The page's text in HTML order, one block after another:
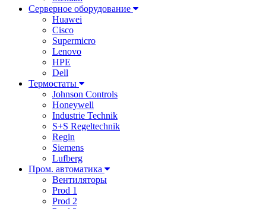
Серверное оборудование
Huawei
Cisco
Supermicro
Lenovo
HPE
Dell
Термостаты
Johnson Controls
Honeywell
Industrie Technik
S+S Regeltechnik
Regin
Siemens
Lufberg
Пром. автоматика
Вентиляторы
Prod 1
Prod 2